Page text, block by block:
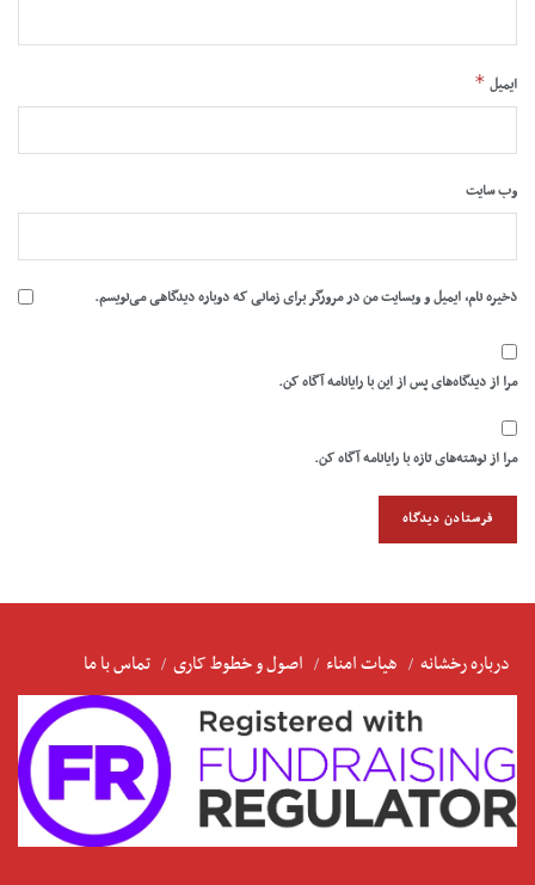
ایمیل *
وب‌ سایت
ذخیره نام، ایمیل و وبسایت من در مرورگر برای زمانی که دوباره دیدگاهی می‌نویسم.
مرا از دیدگاه‌های پس از این با رایانامه آگاه کن.
مرا از نوشته‌های تازه با رایانامه آگاه کن.
درباره رخشانه هیات امناء اصول و خطوط کاری تماس با ما